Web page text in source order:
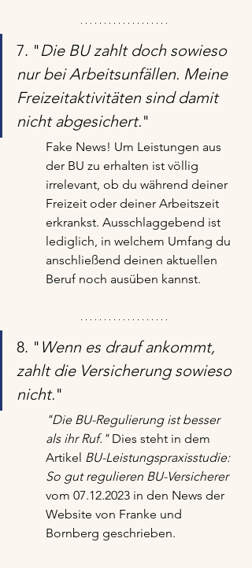
7. "Die BU zahlt doch sowieso
nur bei Arbeitsunfällen. Meine
Freizeitaktivitäten sind damit
nicht abgesichert."
Fake News! Um Leistungen aus
der BU zu erhalten ist völlig
irrelevant, ob du während deiner
Freizeit oder deiner Arbeitszeit
erkrankst. Ausschlaggebend ist
lediglich, in welchem Umfang du
anschließend deinen aktuellen
Beruf noch ausüben kannst.
8. " Wenn es drauf ankommt,
zahlt die Versicherung sowieso
nicht."
"Die BU-Regulierung ist besser
als ihr Ruf." Dies steht in dem
Artikel BU-Leistungspraxisstudie:
So gut regulieren BU-Versicherer
vom 07.12.2023 in den News der
Website von Franke und
Bornberg geschrieben.